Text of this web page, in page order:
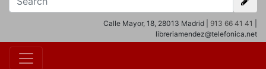
Calle Mayor, 18, 28013 Madrid | 913 66 41 41
libreriamendez@telefonica.net